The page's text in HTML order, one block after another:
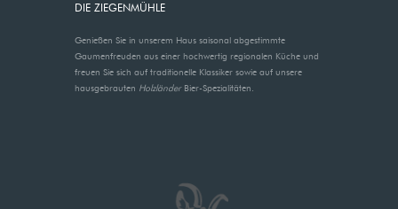
DIE ZIEGENMÜHLE
Genießen Sie in unserem Haus saisonal abgestimmte
Gaumenfreuden aus einer hochwertig regionalen Küche und
freuen Sie sich auf traditionelle Klassiker sowie auf unsere
hausgebrauten HolzländerBier-Spezialitäten.